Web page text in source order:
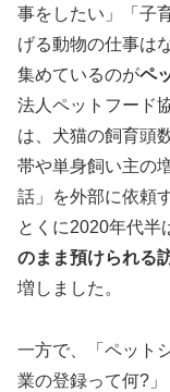
事をしたい」「子
げる動物の仕事は
集めているのがペ
法人ペットフード
は、犬猫の飼育頭
帯や単身飼い主の
話」を外部に依頼
とくに2020年代半
のまま預けられる
増しました。
一方で、「ペット
業の登録って何?